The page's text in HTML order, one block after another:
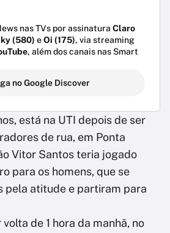
nas TVs por assinatura Claro
(580) eOi (175), via streaming
, além dos canais nas Smart
no Google Discover
está na UTI depois de ser
de rua, em Ponta
Vitor Santos teria jogado
para os homens, que se
pela atitude e partiram para
de 1 hora da manhã, no